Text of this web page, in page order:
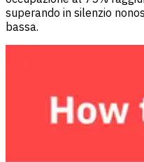
superando in silenzio
bassa.